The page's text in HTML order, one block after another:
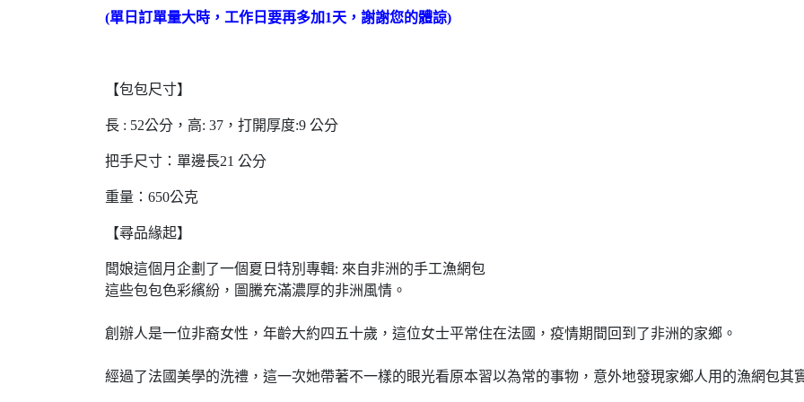
(單日訂單量大時，工作日要再多加1天，謝謝您的體諒)
【包包尺寸】
長 : 52公分，高: 37，打開厚度:9 公分
把手尺寸：單邊長21 公分
重量：650公克
【尋品緣起】
闆娘這個月企劃了一個夏日特別專輯: 來自非洲的手工漁網包
這些包包色彩繽紛，圖騰充滿濃厚的非洲風情。
創辦人是一位非裔女性，年齡大約四五十歲，這位女士平常住在法國，疫情期間回到了非洲的家鄉。
經過了法國美學的洗禮，這一次她帶著不一樣的眼光看原本習以為常的事物，意外地發現家鄉人用的漁網包其